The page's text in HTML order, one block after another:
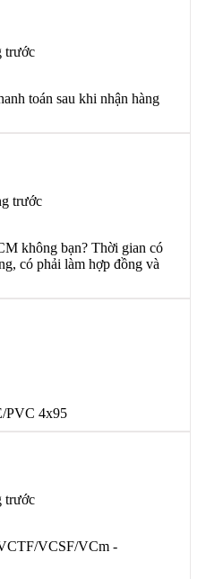
trước
toán sau khi nhận hàng
trước
không bạn? Thời gian có
có phải làm hợp đồng và
PVC 4x95
trước
VCSF/VCm -